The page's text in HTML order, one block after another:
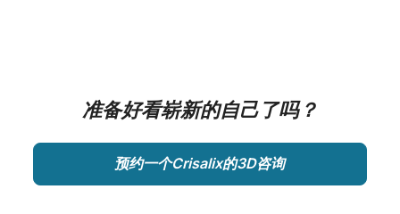
准备好看崭新的自己了吗？
预约一个Crisalix的3D咨询